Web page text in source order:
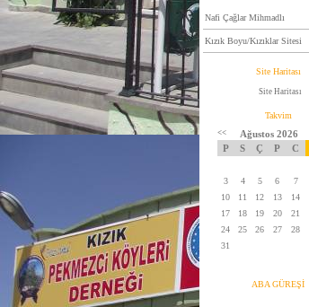
Nafi Çağlar Mihmadlı
Kızık Boyu/Kızıklar Sitesi
Site Haritası
Site Haritası
Takvim
<< Ağustos 2026
P S Ç P C
3
4 5 6 7
10
11 12 13 14
17
18 19 20 21
24
25 26 27 28
31
ABA GÜREŞİ